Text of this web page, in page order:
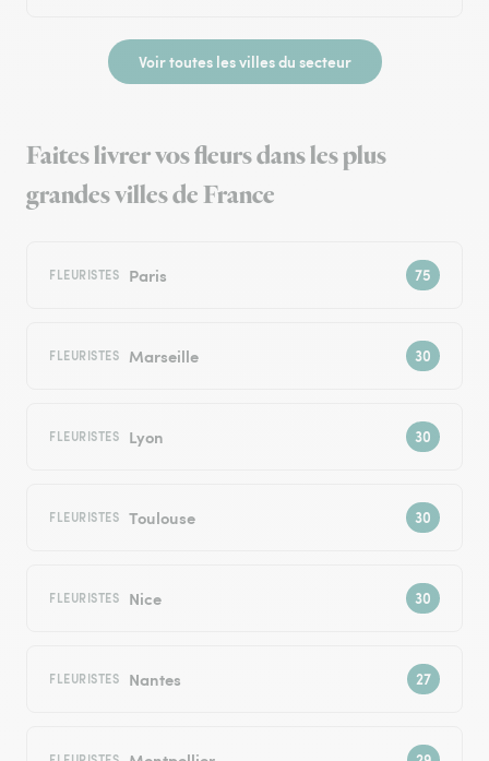
Voir toutes les villes du secteur
Faites livrer vos fleurs dans les plus
grandes villes de France
FLEURISTES Paris
FLEURISTES Marseille
FLEURISTES Lyon
FLEURISTES Toulouse
FLEURISTES Nice
FLEURISTES Nantes